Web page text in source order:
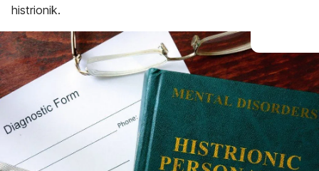
histrionik.